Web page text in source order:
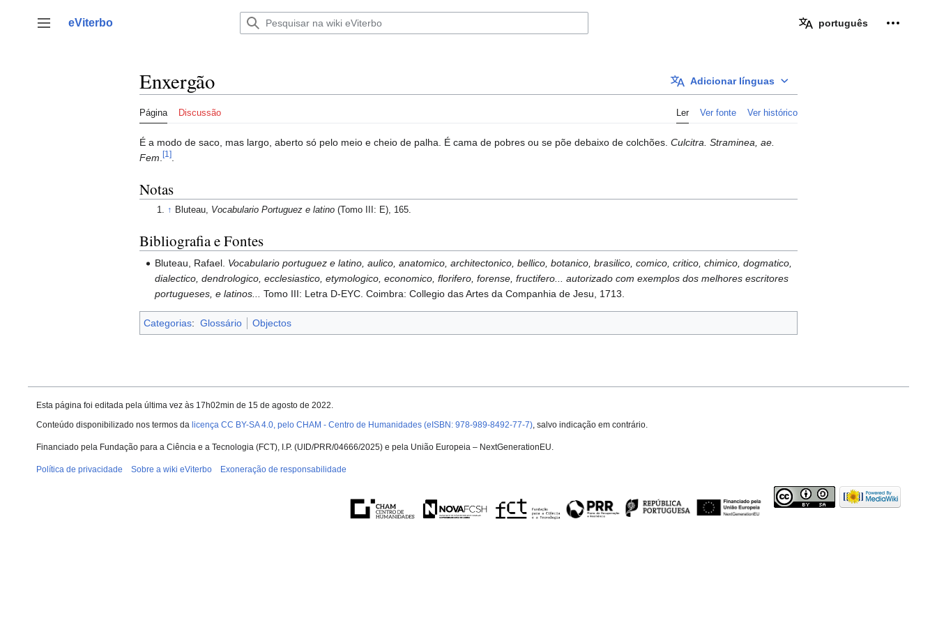
para
Alternar barra lateral
eViterbo português
Adicionar línguas
Enxergão
Página Discussão Ler Ver fonte Ver histórico
É a modo de saco, mas largo, aberto só pelo meio e cheio de palha. É cama de pobres ou se põe debaixo de colchões. Culcitra. Straminea, ae.
Fem [1]
Notas
↑ Bluteau, Vocabulario Portuguez e latino (Tomo III: E), 165.
Bibliografia e Fontes
Bluteau, Rafael. Vocabulario portuguez e latino, aulico, anatomico, architectonico, bellico, botanico, brasilico, comico, critico, chimico, dogmatico,
dialectico, dendrologico, ecclesiastico, etymologico, economico, florifero, forense, fructifero... autorizado com exemplos dos melhores escritores
portugueses, e latinos...
Tomo III: Letra D-EYC. Coimbra: Collegio das Artes da Companhia de Jesu, 1713.
Categorias: Glossário Objectos
Esta página foi editada pela última vez às 17h02min de 15 de agosto de 2022.
Conteúdo disponibilizado nos termos da licença CC BY-SA 4.0, pelo CHAM - Centro de Humanidades (eISBN: 978-989-8492-77-7) , salvo indicação em contrário.
Financiado pela Fundação para a Ciência e a Tecnologia (FCT), I.P. (UID/PRR/04666/2025) e pela União Europeia – NextGenerationEU.
Política de privacidade Sobre a wiki eViterbo Exoneração de responsabilidade